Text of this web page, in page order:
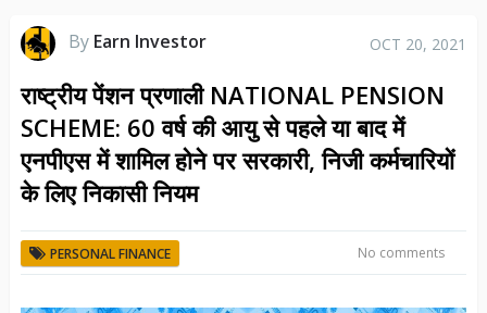
By Earn Investor OCT 20, 2021
राष्ट्रीय पेंशन प्रणाली NATIONAL PENSION
SCHEME: 60 वर्ष की आयु से पहले या बाद में
एनपीएस में शामिल होने पर सरकारी, निजी कर्मचारियों
के लिए निकासी नियम
PERSONAL FINANCE No comments